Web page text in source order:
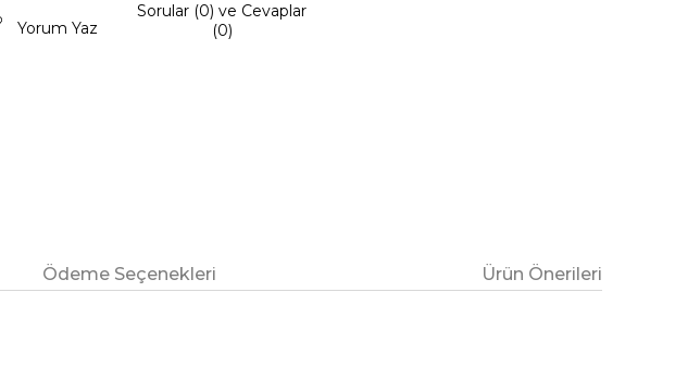
Yorum Yaz
Sorular (0) ve Cevaplar
(0)
Ödeme Seçenekleri Ürün Önerileri